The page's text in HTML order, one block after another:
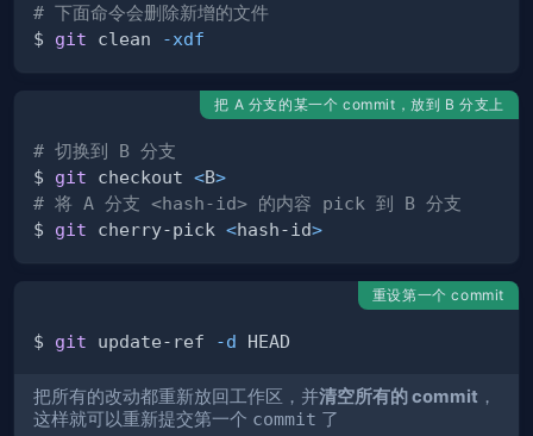
# 下面命令会删除新增的文件
$ git clean -xdf
把 A 分支的某一个 commit，放到 B 分支上
# 切换到 B 分支
$ git checkout <B>
# 将 A 分支 <hash-id> 的内容 pick 到 B 分支
$ git cherry-pick <hash-id>
重设第一个 commit
$ git update-ref -d
把所有的改动都重新放回工作区，并清空所有的 commit ，
这样就可以重新提交第一个 commit 了